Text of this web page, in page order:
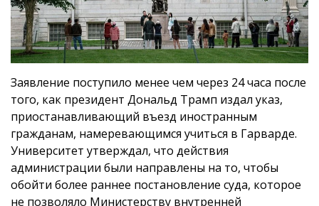
Заявление поступило менее чем через 24 часа после
того, как президент Дональд Трамп издал указ,
приостанавливающий въезд иностранным
гражданам, намеревающимся учиться в Гарварде.
Университет утверждал, что действия
администрации были направлены на то, чтобы
обойти более раннее постановление суда, которое
не позволяло Министерству внутренней